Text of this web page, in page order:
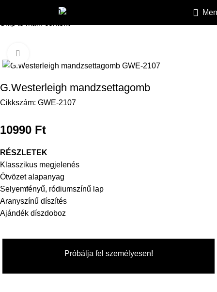
Skip to navigation
G.Westerleigh mandzsettagomb
Cikkszám: GWE-2107
10990 Ft
RÉSZLETEK
Klasszikus megjelenés
Ötvözet alapanyag
Selyemfényű, ródiumszínű lap
Aranyszínű díszítés
Ajándék díszdoboz
Próbálja fel személyesen!